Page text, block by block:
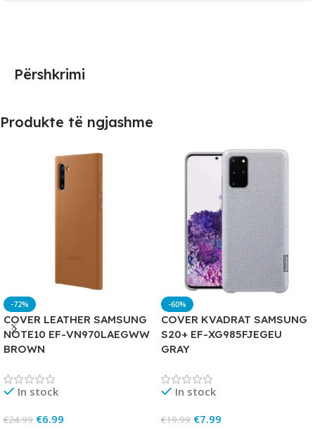
Përshkrimi
Produkte të ngjashme
-72%
COVER LEATHER SAMSUNG
NOTE10 EF-VN970LAEGWW
BROWN
In stock
€24.99 €6.99
-60%
COVER KVADRAT SAMSUNG
S20+ EF-XG985FJEGEU
GRAY
In stock
€19.99 €7.99